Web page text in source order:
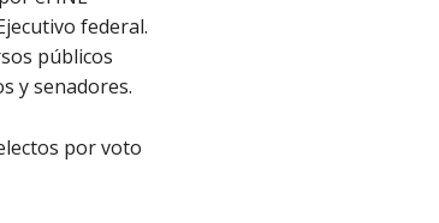
federal.
públicos
y senadores.
por voto